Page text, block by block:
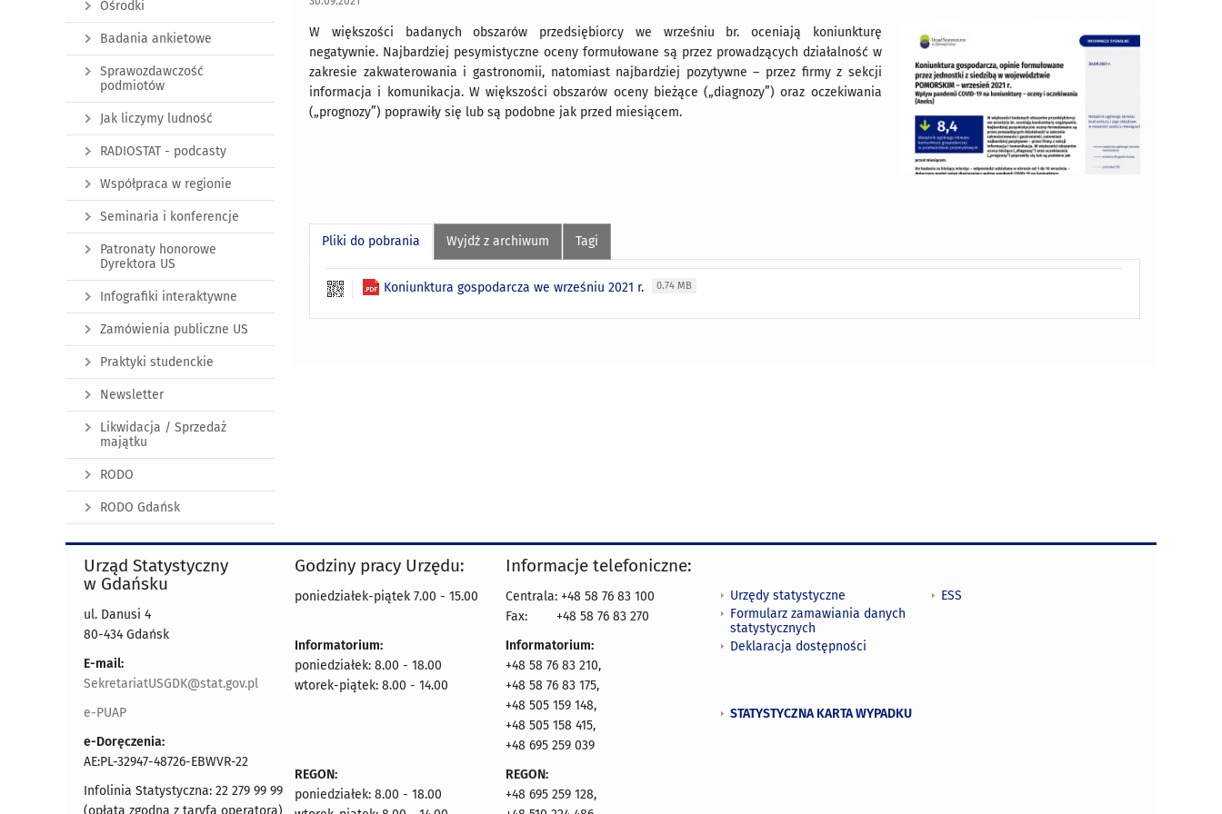
W większości badanych obszarów przedsiębiorcy we wrześniu br. oceniają koniunkturę
negatywnie. Najbardziej pesymistyczne oceny formułowane są przez prowadzących działalność w
zakresie zakwaterowania i gastronomii, natomiast najbardziej pozytywne – przez firmy z sekcji
informacja i komunikacja. W większości obszarów oceny bieżące („diagnozy”) oraz oczekiwania
(„prognozy”) poprawiły się lub są podobne jak przed miesiącem.
Pliki do pobrania Wyjdź z archiwum Tagi
Koniunktura gospodarcza we wrześniu 2021 r. 0.74 MB
Ośrodki
Badania ankietowe
Sprawozdawczość
podmiotów
Jak liczymy ludność
RADIOSTAT - podcasty
Współpraca w regionie
Seminaria i konferencje
Patronaty honorowe
Dyrektora US
Infografiki interaktywne
Zamówienia publiczne US
Praktyki studenckie
Newsletter
Likwidacja / Sprzedaż
majątku
RODO
RODO Gdańsk
Urząd Statystyczny
w Gdańsku
ul. Danusi 4
80-434 Gdańsk
E-mail:
SekretariatUSGDK@stat.gov.pl
e-PUAP
e-Doręczenia:
AE:PL-32947-48726-EBWVR-22
Infolinia Statystyczna: 22 279 99 99
(opłata zgodna z taryfą operatora)
Godziny pracy Urzędu:
poniedziałek-piątek 7.00 - 15.00
Informatorium:
poniedziałek: 8.00 - 18.00
wtorek-piątek: 8.00 - 14.00
REGON:
poniedziałek: 8.00 - 18.00
Informacje telefoniczne:
Centrala: +48 58 76 83 100
Fax:
+48 58 76 83 270
Informatorium:
+48 58 76 83 210,
+48 58 76 83 175,
+48 505 159 148,
+48 505 158 415,
+48 695 259 039
REGON:
+48 695 259 128,
Urzędy statystyczne
Formularz zamawiania danych
statystycznych
Deklaracja dostępności
STATYSTYCZNA KARTA WYPADKU
ESS